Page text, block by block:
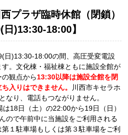
プラザ臨時休館（閉鎖）
)13:30-18:00】
日)13:30-18:00の間、高圧受変電設
。文化棟・福祉棟ともに施設全館が
観点から13:30以降は施設全館を閉
入りはできません。
川西市キセラホ
なり、電話もつながりません。
18日（土）の22:00から19日（日）
ので午前中に当施設をご利用される
１駐車場もしくは第３駐車場をご利